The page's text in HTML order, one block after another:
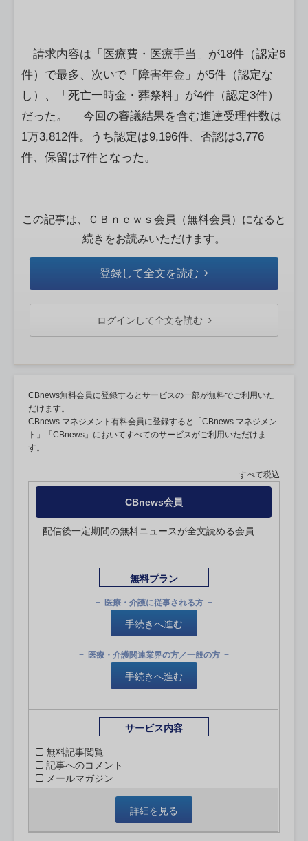
請求内容は「医療費・医療手当」が18件（認定6
件）で最多、次いで「障害年金」が5件（認定な
し）、「死亡一時金・葬祭料」が4件（認定3件）
だった。 今回の審議結果を含む進達受理件数は
1万3,812件。うち認定は9,196件、否認は3,776
件、保留は7件となった。
この記事は、ＣＢｎｅｗｓ会員（無料会員）になると
続きをお読みいただけます。
登録して全文を読む
ログインして全文を読む
CBnews無料会員に登録するとサービスの一部が無料でご利用いた
だけます。
CBnews マネジメント有料会員に登録すると「CBnews マネジメン
ト」「CBnews」においてすべてのサービスがご利用いただけま
す。
すべて税込
CBnews会員
配信後一定期間の無料ニュースが全文読める会員
無料プラン
医療・介護に従事される方
手続きへ進む
医療・介護関連業界の方／一般の方
手続きへ進む
サービス内容
無料記事閲覧
記事へのコメント
メールマガジン
詳細を見る